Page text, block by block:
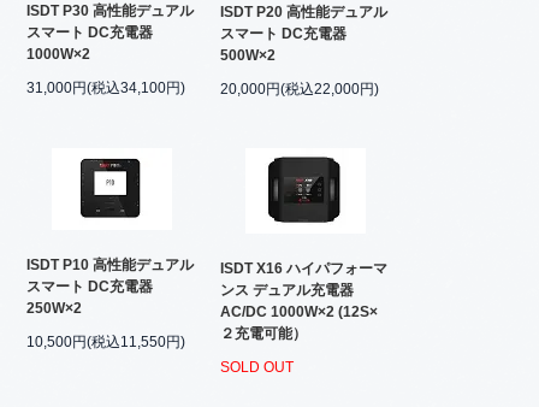
ISDT P30 高性能デュアル
スマート DC充電器
1000W×2
31,000円(税込34,100円)
ISDT P20 高性能デュアル
スマート DC充電器
500W×2
20,000円(税込22,000円)
ISDT P10 高性能デュアル
スマート DC充電器
250W×2
10,500円(税込11,550円)
ISDT X16 ハイパフォーマ
ンス デュアル充電器
AC/DC 1000W×2 (12S×
２充電可能）
SOLD OUT